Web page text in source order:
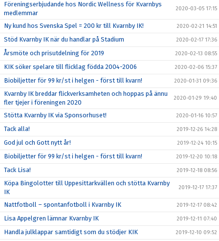
Föreningserbjudande hos Nordic Wellness för Kvarnbys
medlemmar
2020-03-05 17:15
Ny kund hos Svenska Spel = 200 kr till Kvarnby IK! 2020-02-21 14:51
Stöd Kvarnby IK när du handlar på Stadium 2020-02-17 17:36
Årsmöte och prisutdelning för 2019 2020-02-13 08:55
KIK söker spelare till flicklag födda 2004-2006 2020-02-06 15:37
Biobiljetter för 99 kr/st i helgen - först till kvarn! 2020-01-31 09:36
Kvarnby IK breddar flickverksamheten och hoppas på ännu
fler tjejer i föreningen 2020
2020-01-29 19:40
Stötta Kvarnby IK via Sponsorhuset! 2020-01-16 10:57
Tack alla! 2019-12-26 14:28
God jul och Gott nytt år! 2019-12-24 10:15
Biobiljetter för 99 kr/st i helgen - först till kvarn! 2019-12-20 10:18
Tack Lisa! 2019-12-18 08:56
Köpa Bingolotter till Uppesittarkvällen och stötta Kvarnby
IK
2019-12-17 17:37
Nattfotboll – spontanfotboll i Kvarnby IK 2019-12-17 08:42
Lisa Appelgren lämnar Kvarnby IK 2019-12-11 07:40
Handla julklappar samtidigt som du stödjer KIK 2019-12-10 09:52